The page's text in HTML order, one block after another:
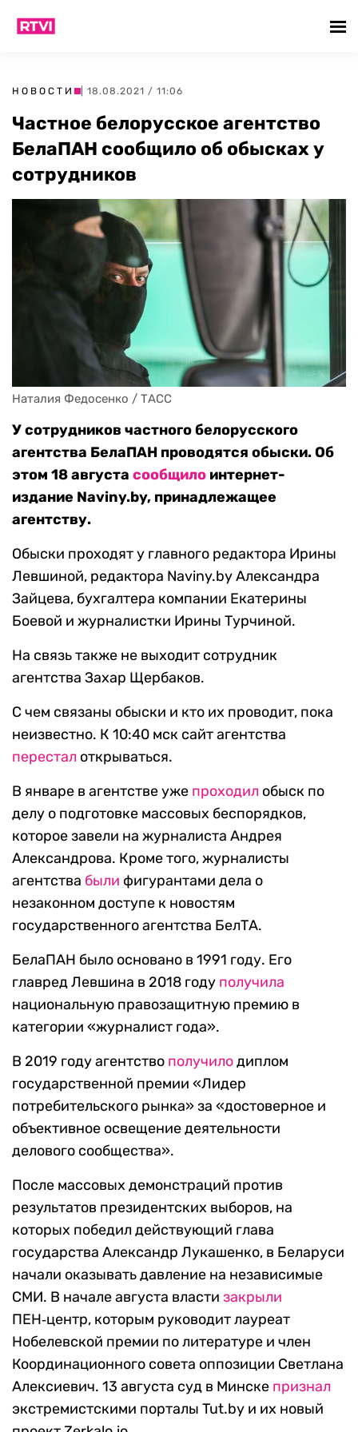
НОВОСТИ | 18.08.2021 / 11:06
Частное белорусское агентство
БелаПАН сообщило об обысках у
сотрудников
Наталия Федосенко / ТАСС
У сотрудников частного белорусского
агентства БелаПАН проводятся обыски. Об
этом 18 августа сообщило интернет-
издание Naviny.by, принадлежащее
агентству.
Обыски проходят у главного редактора Ирины
Левшиной, редактора Naviny.by Александра
Зайцева, бухгалтера компании Екатерины
Боевой и журналистки Ирины Турчиной.
На связь также не выходит сотрудник
агентства Захар Щербаков.
С чем связаны обыски и кто их проводит, пока
неизвестно. К 10:40 мск сайт агентства
перестал открываться.
В январе в агентстве уже проходил обыск по
делу о подготовке массовых беспорядков,
которое завели на журналиста Андрея
Александрова. Кроме того, журналисты
агентства были фигурантами дела о
незаконном доступе к новостям
государственного агентства БелТА.
БелаПАН было основано в 1991 году. Его
главред Левшина в 2018 году получила
национальную правозащитную премию в
категории «журналист года».
В 2019 году агентство получилодиплом
государственной премии «Лидер
потребительского рынка» за «достоверное и
объективное освещение деятельности
делового сообщества».
После массовых демонстраций против
результатов президентских выборов, на
которых победил действующий глава
государства Александр Лукашенко, в Беларуси
начали оказывать давление на независимые
СМИ. В начале августа власти закрыли
ПЕН‑центр, которым руководит лауреат
Нобелевской премии по литературе и член
Координационного совета оппозиции Светлана
Алексиевич. 13 августа суд в Минске признал
экстремистскими порталы Tut.by и их новый